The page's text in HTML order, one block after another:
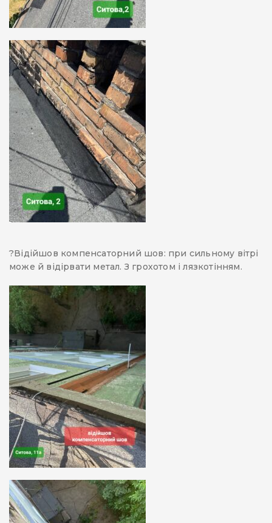
?️Відійшов компенсаторний шов: при сильному вітрі
може й відірвати метал. З грохотом і лязкотінням.